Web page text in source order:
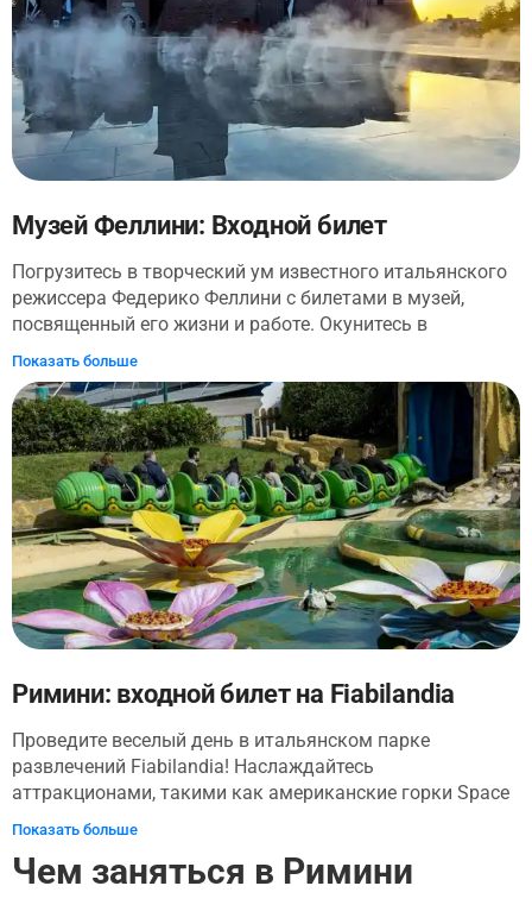
Музей Феллини: Входной билет
Погрузитесь в творческий ум известного итальянского
режиссера Федерико Феллини с билетами в музей,
посвященный его жизни и работе. Окунитесь в
захватывающее путешествие глазами Феллини – с
аутентичными артефактами, костюмами, реквизитом,
плакатами и видеоклипами вы получите представление
об истории Феллини и его влиянии на итальянское кино
(и не только).
Показать больше
Римини: входной билет на Fiabilandia
Проведите веселый день в итальянском парке
развлечений Fiabilandia! Наслаждайтесь
аттракционами, такими как американские горки Space
Mouse, с их захватывающим маршрутом. Детям
аттракционами. Исследуйте такие
Показать больше
Чем заняться в Римини